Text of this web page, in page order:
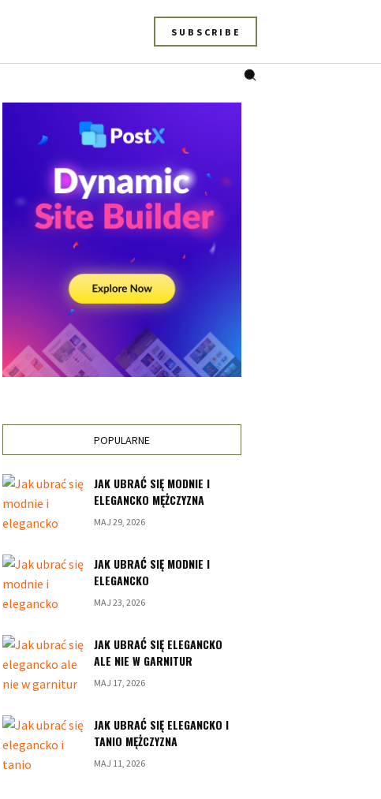
SUBSCRIBE
POPULARNE
JAK UBRAĆ SIĘ MODNIE I
ELEGANCKO MĘŻCZYZNA
MAJ 29, 2026
JAK UBRAĆ SIĘ MODNIE I
ELEGANCKO
MAJ 23, 2026
JAK UBRAĆ SIĘ ELEGANCKO
ALE NIE W GARNITUR
MAJ 17, 2026
JAK UBRAĆ SIĘ ELEGANCKO I
TANIO MĘŻCZYZNA
MAJ 11, 2026